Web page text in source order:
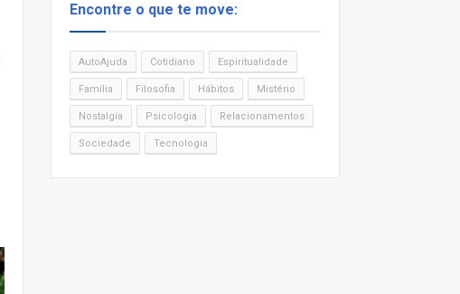
Encontre o que te move:
AutoAjuda Cotidiano Espiritualidade
Família Filosofia Hábitos Mistério
Nostalgia Psicologia Relacionamentos
Sociedade Tecnologia